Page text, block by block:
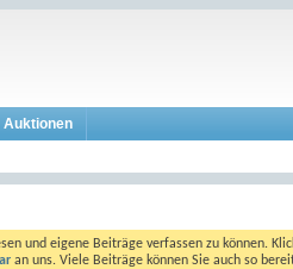
Auktionen
und eigene Beiträge verfassen zu können.
an uns. Viele Beiträge können Sie auch so